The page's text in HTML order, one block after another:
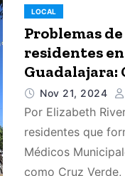
LOCAL
Problemas
residentes
Guadalajara:
solución
Nov 21, 2024
Por Elizabeth
residentes que
Médicos
como Cruz